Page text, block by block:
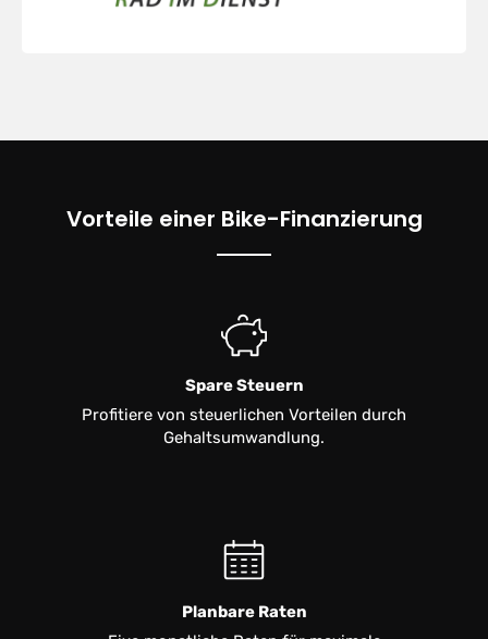
Vorteile einer Bike-Finanzierung
Spare Steuern
Profitiere von steuerlichen Vorteilen durch
Gehaltsumwandlung.
Planbare Raten